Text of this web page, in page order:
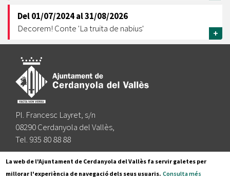
Del01/07/2024al31/08/2026
Decorem! Conte 'La truita de nabius'
+
Pl. Francesc Layret, s/n
08290 Cerdanyola del Vallès,
Tel. 935 80 88 88
Segueix-nos a:
La web de l'Ajuntament de Cerdanyola del Vallès fa servir galetes per
millorar l'experiència de navegació dels seus usuaris. Consulta més